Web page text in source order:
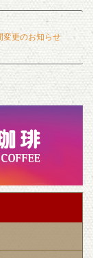
変更のお知らせ